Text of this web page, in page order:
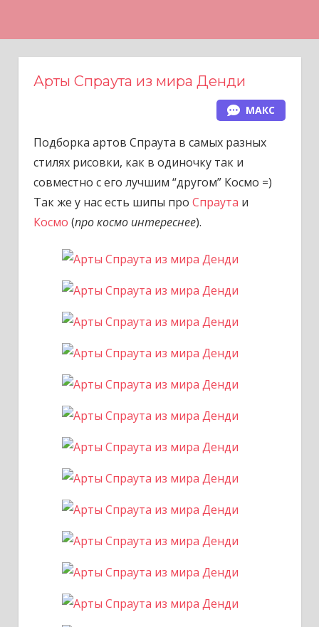
Арты Спраута из мира Денди
МАКС
Подборка артов Спраута в самых разных
стилях рисовки, как в одиночку так и
совместно с его лучшим “другом” Космо =)
Так же у нас есть шипы про Спраута и
Космо (про космо интереснее).